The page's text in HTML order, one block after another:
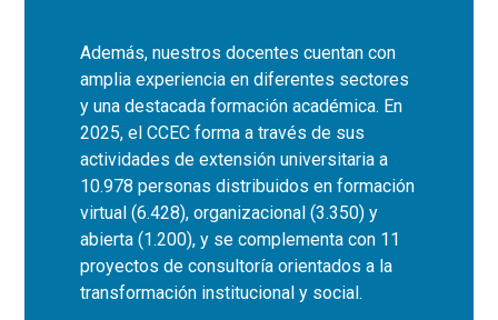
Además, nuestros docentes cuentan con
amplia experiencia en diferentes sectores
y una destacada formación académica. En
2025, el CCEC forma a través de sus
actividades de extensión universitaria a
10.978 personas distribuidos en formación
virtual (6.428), organizacional (3.350) y
abierta (1.200), y se complementa con 11
proyectos de consultoría orientados a la
transformación institucional y social.